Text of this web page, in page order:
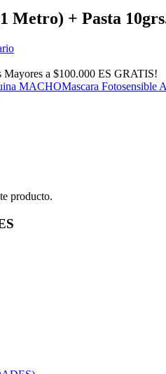
Metro) + Pasta
a $100.000 ES GRATIS!
MACHOMascara Fotosensible
producto.